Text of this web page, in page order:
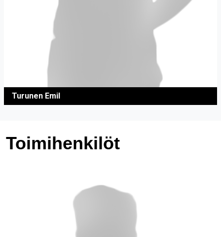
Turunen Emil
Toimihenkilöt